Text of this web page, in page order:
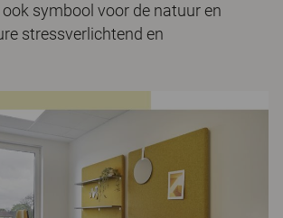
symbool voor de natuur en
stressverlichtend en